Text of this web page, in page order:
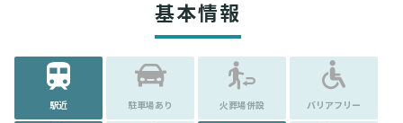
基本情報
駅近 駐車場あり 火葬場併設 バリアフリー